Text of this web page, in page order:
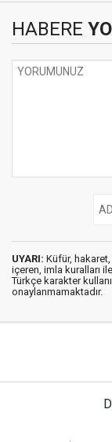
HABERE
UYARI: Küfür,
içeren, imla kuralları
Türkçe karakter
onaylanmamaktadır.